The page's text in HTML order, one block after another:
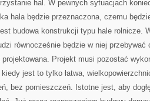
hal. W pewnych sytuacjach
hala będzie przeznaczona, czemu
budowa konstrukcji typu hale rolnicze.
równocześnie będzie w niej
projektowana. Projekt musi pozostać
jest to tylko łatwa,
bez pomieszczeń. Istotne jest, aby